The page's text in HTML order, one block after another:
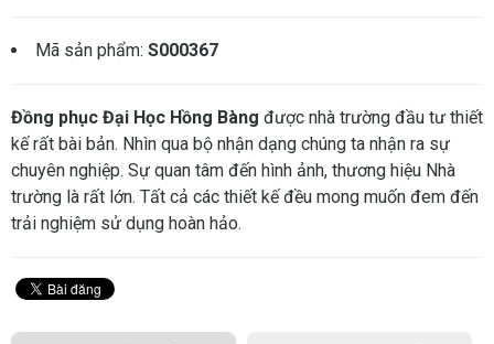
Mã sản phẩm: S000367
Đồng phục Đại Học Hồng Bàng được nhà trường đầu tư thiết
kế rất bài bản. Nhìn qua bộ nhận dạng chúng ta nhận ra sự
chuyên nghiệp. Sự quan tâm đến hình ảnh, thương hiệu Nhà
trường là rất lớn. Tất cả các thiết kế đều mong muốn đem đến
trải nghiệm sử dụng hoàn hảo.